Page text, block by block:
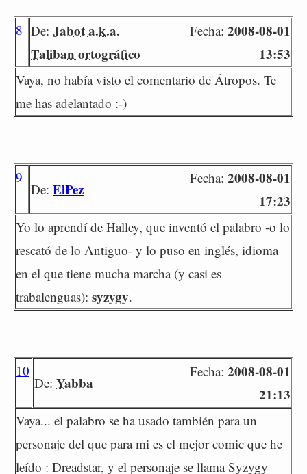
8 De: Jabot a.k.a.
Taliban ortográfico
Fecha: 2008-08-01
13:53
Vaya, no había visto el comentario de Átropos. Te
me has adelantado :-)
9
De: ElPez
Fecha: 2008-08-01
17:23
Yo lo aprendí de Halley, que inventó el palabro -o lo
rescató de lo Antiguo- y lo puso en inglés, idioma
en el que tiene mucha marcha (y casi es
trabalenguas): syzygy.
10
De: Yabba
Fecha: 2008-08-01
21:13
Vaya... el palabro se ha usado también para un
personaje del que para mi es el mejor comic que he
leído : Dreadstar, y el personaje se llama Syzygy